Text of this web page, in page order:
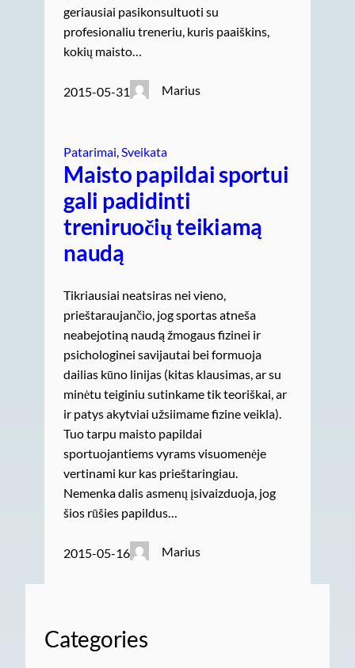
geriausiai pasikonsultuoti su
profesionaliu treneriu, kuris paaiškins,
kokių maisto…
2015-05-31 Marius
Patarimai Sveikata
Maisto papildai sportui
gali padidinti
treniruočių teikiamą
naudą
Tikriausiai neatsiras nei vieno,
prieštaraujančio, jog sportas atneša
neabejotiną naudą žmogaus fizinei ir
psichologinei savijautai bei formuoja
dailias kūno linijas (kitas klausimas, ar su
minėtu teiginiu sutinkame tik teoriškai, ar
ir patys akytviai užsiimame fizine veikla).
Tuo tarpu maisto papildai
sportuojantiems vyrams visuomenėje
vertinami kur kas prieštaringiau.
Nemenka dalis asmenų įsivaizduoja, jog
šios rūšies papildus…
2015-05-16 Marius
Categories